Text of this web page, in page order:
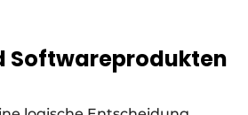
Softwareprodukten